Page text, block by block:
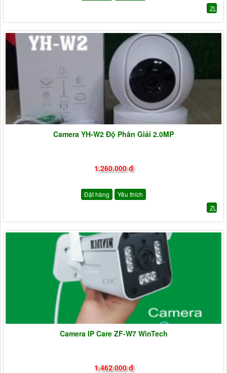
ZL
Camera YH-W2 Độ Phân Giải 2.0MP
1.260.000 đ
Đặt hàng
Yêu thích
ZL
Camera IP Care ZF-W7 WinTech
1.462.000 đ